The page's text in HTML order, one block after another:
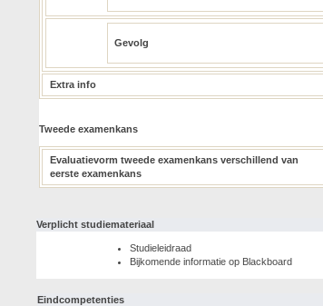
Gevolg
Extra info
Tweede examenkans
Evaluatievorm tweede examenkans verschillend van
eerste examenkans
Verplicht studiemateriaal
Studieleidraad
Bijkomende informatie op Blackboard
Eindcompetenties